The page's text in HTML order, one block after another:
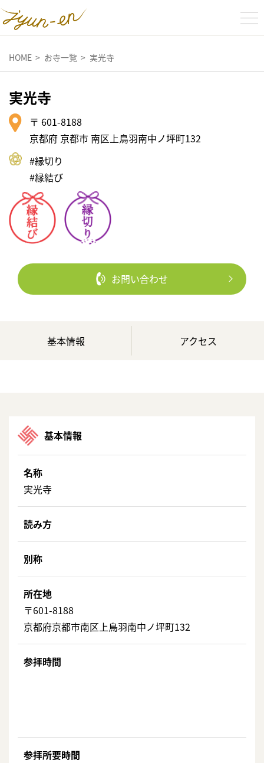
HOME お寺一覧 実光寺
実光寺
〒 601-8188
京都府 京都市 南区上鳥羽南中ノ坪町132
#縁切り
#縁結び
お問い合わせ
基本情報 アクセス
基本情報
名称
実光寺
読み方
別称
所在地
〒601-8188
京都府京都市南区上鳥羽南中ノ坪町132
参拝時間
参拝所要時間